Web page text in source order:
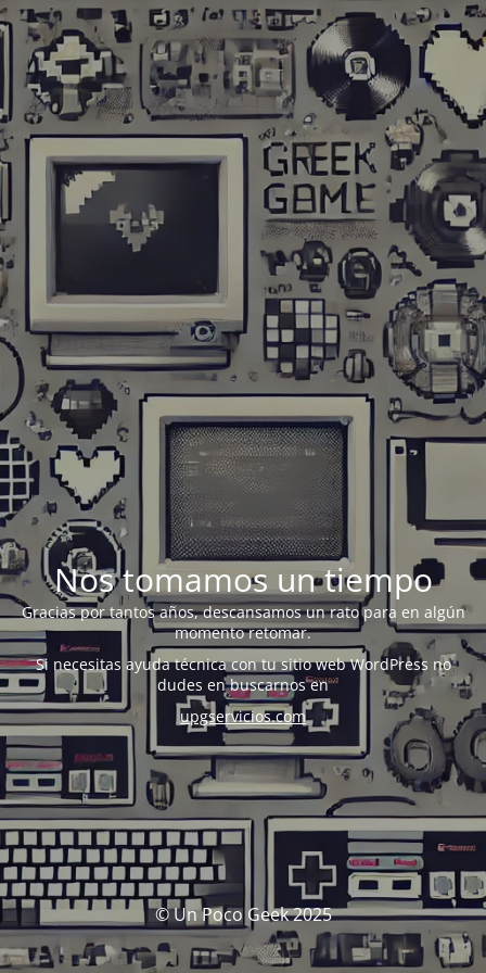
Nos tomamos un tiempo
Gracias por tantos años, descansamos un rato para en algún
momento retomar.
Si necesitas ayuda técnica con tu sitio web WordPress no
dudes en buscarnos en
upgservicios.com
© Un Poco Geek 2025